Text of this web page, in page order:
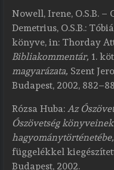
Nowell, Irene, O.S.B.
Demetrius, O.S.B.:
könyve, in: Thorday
Bibliakommentár, 1.
magyarázata, Szent
Budapest, 2002,
RózsaHuba: Az
Ószövetség
hagyománytörténetébe,
függelékkel
Budapest, 2002.